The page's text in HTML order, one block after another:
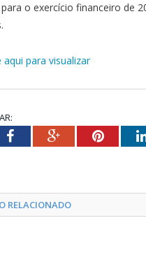
o exercício financeiro de
aqui para visualizar
FacebookGoogle+
RELACIONADO